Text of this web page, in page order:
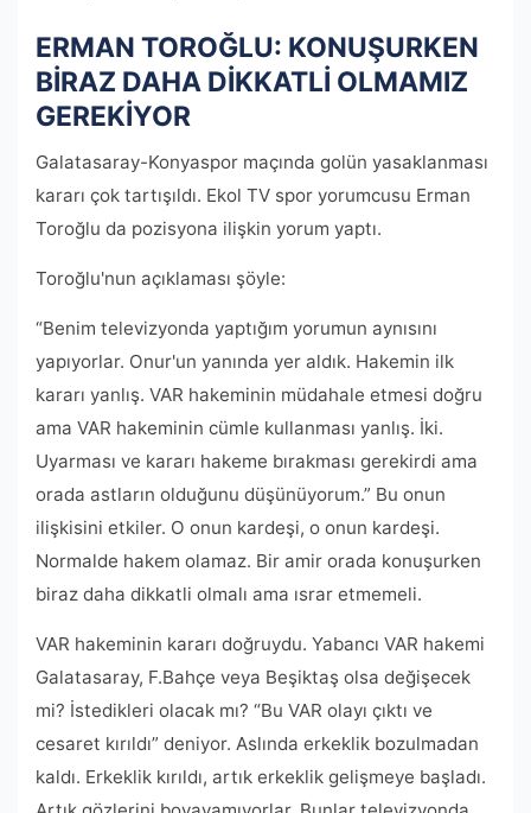
ERMAN TOROĞLU: KONUŞURKEN
BİRAZ DAHA DİKKATLİ OLMAMIZ
GEREKİYOR
Galatasaray-Konyaspor maçında golün yasaklanması
kararı çok tartışıldı. Ekol TV spor yorumcusu Erman
Toroğlu da pozisyona ilişkin yorum yaptı.
Toroğlu'nun açıklaması şöyle:
“Benim televizyonda yaptığım yorumun aynısını
yapıyorlar. Onur'un yanında yer aldık. Hakemin ilk
kararı yanlış. VAR hakeminin müdahale etmesi doğru
ama VAR hakeminin cümle kullanması yanlış. İki.
Uyarması ve kararı hakeme bırakması gerekirdi ama
orada astların olduğunu düşünüyorum.” Bu onun
ilişkisini etkiler. O onun kardeşi, o onun kardeşi.
Normalde hakem olamaz. Bir amir orada konuşurken
biraz daha dikkatli olmalı ama ısrar etmemeli.
VAR hakeminin kararı doğruydu. Yabancı VAR hakemi
Galatasaray, F.Bahçe veya Beşiktaş olsa değişecek
mi? İstedikleri olacak mı? “Bu VAR olayı çıktı ve
cesaret kırıldı” deniyor. Aslında erkeklik bozulmadan
kaldı. Erkeklik kırıldı, artık erkeklik gelişmeye başladı.